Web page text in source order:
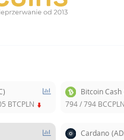
BTCPLN
Bitcoin Cash
794/794 BCCPLN
Cardano